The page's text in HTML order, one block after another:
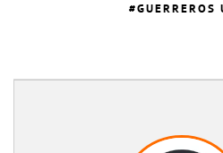
GUERREROS